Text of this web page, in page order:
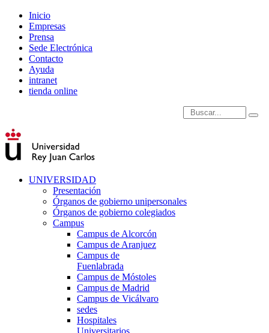
Inicio
Empresas
Prensa
Sede Electrónica
Contacto
Ayuda
intranet
tienda online
Introduce términos de
UNIVERSIDAD
Presentación
Órganos de gobierno unipersonales
Órganos de gobierno colegiados
Campus
Campus de Alcorcón
Campus de Aranjuez
Campus de
Fuenlabrada
Campus de Móstoles
Campus de Madrid
Campus de Vicálvaro
sedes
Hospitales
Universitarios